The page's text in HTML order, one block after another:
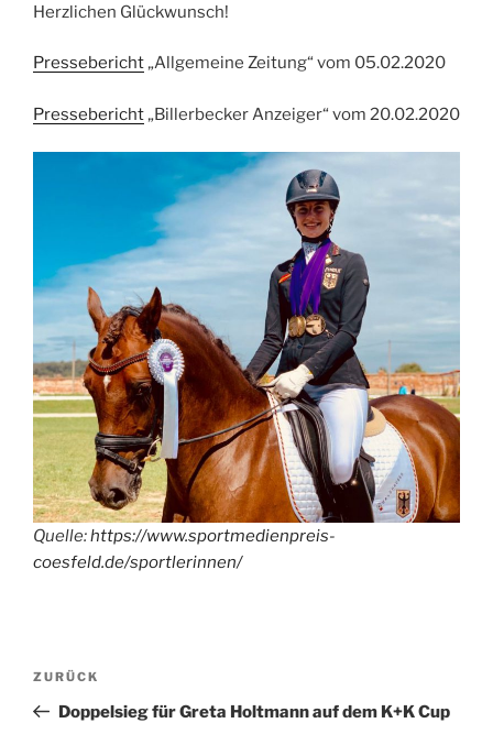
Herzlichen Glückwunsch!
Pressebericht„Allgemeine Zeitung“ vom 05.02.2020
Pressebericht„Billerbecker Anzeiger“ vom 20.02.2020
Quelle:https://www.sportmedienpreis-
coesfeld.de/sportlerinnen/
Beitragsnavigation
Vorheriger
Beitrag
ZURÜCK
Doppelsieg für Greta Holtmann auf dem K+K Cup